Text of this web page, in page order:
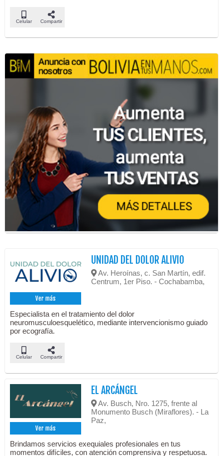
Celular Compartir
Ver más
UNIDAD DEL DOLOR ALIVIO
Av. Heroínas, c. San Martín, edif.
Centrum, 1er Piso. - Cochabamba,
Especialista en el tratamiento del dolor
neuromusculoesquelético, mediante intervencionismo guiado
por ecografía.
Celular Compartir
Ver más
EL ARCÁNGEL
Av. Busch, Nro. 1275, frente al
Monumento Busch (Miraflores). - La
Paz,
Brindamos servicios exequiales profesionales en tus
momentos difíciles, con atención comprensiva y respetuosa.